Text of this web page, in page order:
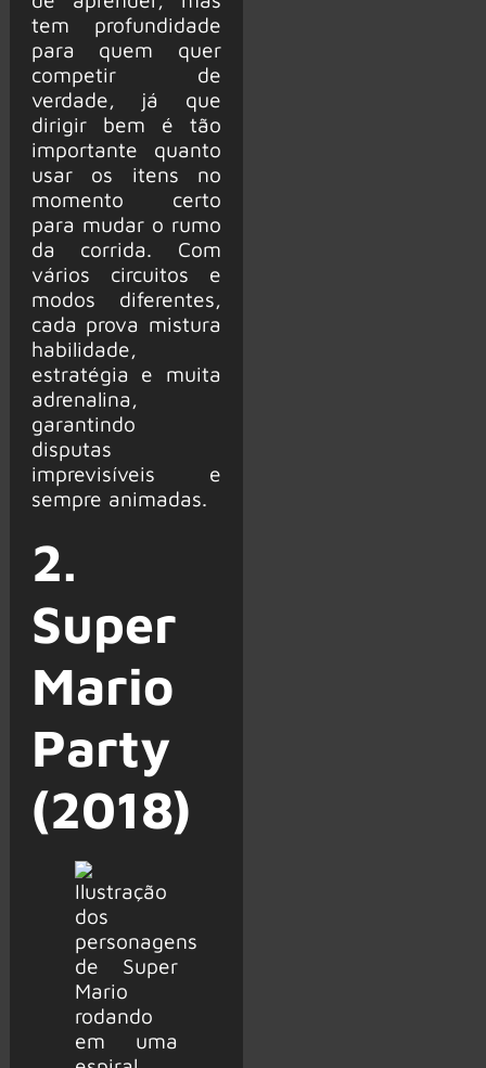
tem profundidade
para quem quer
competir de
verdade, já que
dirigir bem é tão
importante quanto
usar os itens no
momento certo
para mudar o rumo
da corrida. Com
vários circuitos e
modos diferentes,
cada prova mistura
habilidade,
estratégia e muita
adrenalina,
garantindo
disputas
imprevisíveis e
sempre animadas.
2.
Super
Mario
Party
(2018)